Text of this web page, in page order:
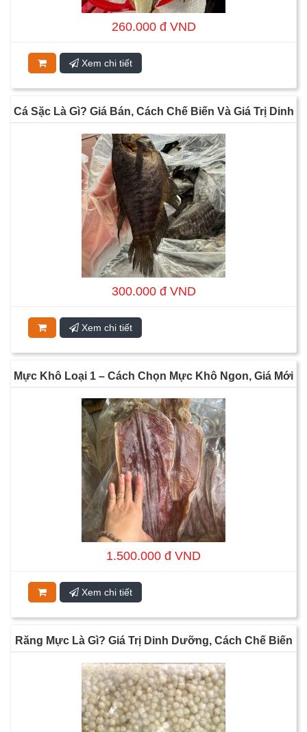
260.000 đ VND
Xem chi tiết
Cá Sặc Là Gì? Giá Bán, Cách Chế Biến Và Giá Trị Dinh
Dưỡng
300.000 đ VND
Xem chi tiết
Mực Khô Loại 1 – Cách Chọn Mực Khô Ngon, Giá Mới
Nhất Và 10 Món Ăn Hấp Dẫn
1.500.000 đ VND
Xem chi tiết
Răng Mực Là Gì? Giá Trị Dinh Dưỡng, Cách Chế Biến
Và Những Món Ăn Ngon